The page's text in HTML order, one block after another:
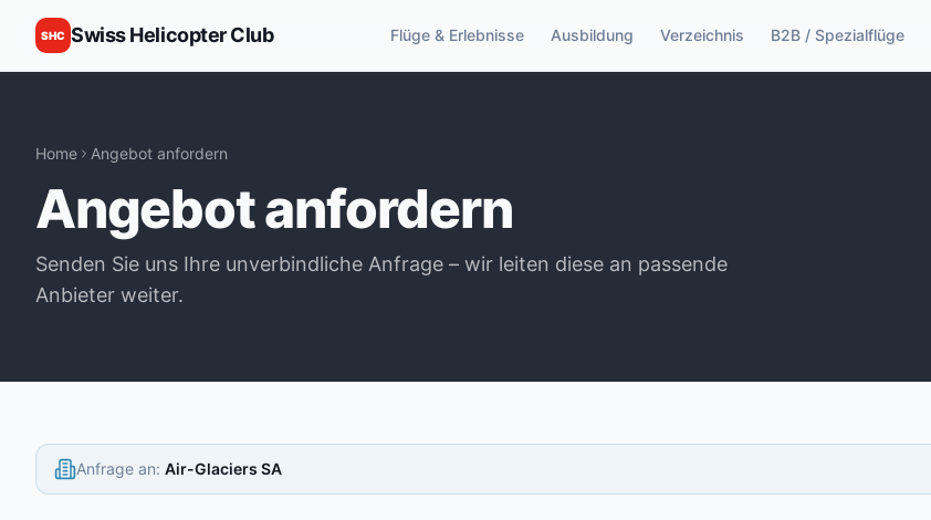
SHC Swiss Helicopter Club Flüge & Erlebnisse Ausbildung Verzeichnis B2B / Spezialflüge
Home Angebot anfordern
Angebot anfordern
Senden Sie uns Ihre unverbindliche Anfrage – wir leiten diese an passende
Anbieter weiter.
Anfrage an: Air-Glaciers SA